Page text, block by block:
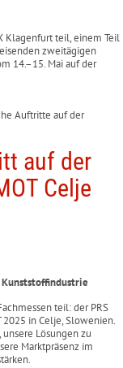
Klagenfurt teil, einem Teil
zweitägigen
14.–15. Mai auf der
auf der
Celje
Kunststoffindustrie
teil: der PRS
in Celje, Slowenien.
Lösungen zu
Marktpräsenz im